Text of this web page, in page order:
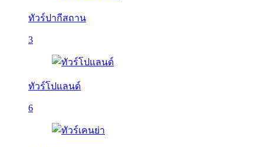
ทัวร์ปากีสถาน
3
ทัวร์โปแลนด์
6